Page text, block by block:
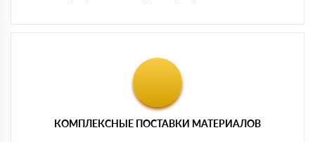
КОМПЛЕКСНЫЕ ПОСТАВКИ МАТЕРИАЛОВ